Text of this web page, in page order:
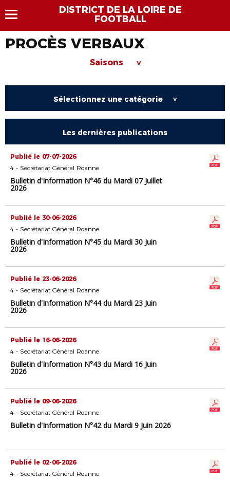
DISTRICT DE LA LOIRE DE
FOOTBALL
PROCÈS VERBAUX
Saisons >
Sélectionnez une catégorie >
Les dernières publications
Publié le 07-07-2026
4 - Secrétariat Général Roanne
Bulletin d'Information N°46 du Mardi 07 Juillet
2026
Publié le 30-06-2026
4 - Secrétariat Général Roanne
Bulletin d'Information N°45 du Mardi 30 Juin
2026
Publié le 23-06-2026
4 - Secrétariat Général Roanne
Bulletin d'Information N°44 du Mardi 23 Juin
2026
Publié le 16-06-2026
4 - Secrétariat Général Roanne
Bulletin d'Information N°43 du Mardi 16 Juin
2026
Publié le 09-06-2026
4 - Secrétariat Général Roanne
Bulletin d'Information N°42 du Mardi 9 Juin 2026
Publié le 02-06-2026
4 - Secrétariat Général Roanne